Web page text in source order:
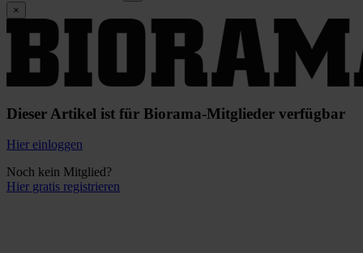
×
Dieser Artikel ist für Biorama-Mitglieder verfügbar
Hier einloggen
Noch kein Mitglied?
Hier gratis registrieren